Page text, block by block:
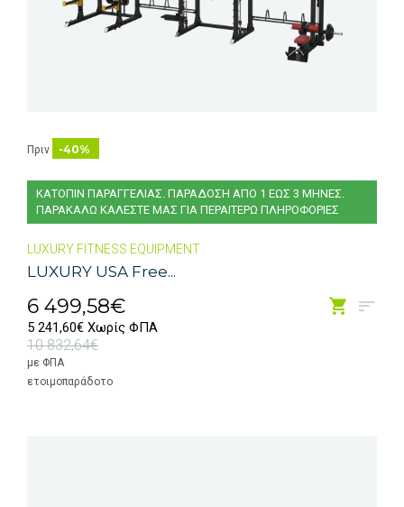
Πριν -40%
ΚΑΤΟΠΙΝ ΠΑΡΑΓΓΕΛΙΑΣ. ΠΑΡΑΔΟΣΗ ΑΠΟ 1 ΕΩΣ 3 ΜΗΝΕΣ.
ΠΑΡΑΚΑΛΩ ΚΑΛΕΣΤΕ ΜΑΣ ΓΙΑ ΠΕΡΑΙΤΕΡΩ ΠΛΗΡΟΦΟΡΙΕΣ
LUXURY FITNESS EQUIPMENT
LUXURY USA Free...
6 499,58€
5 241,60€ Χωρίς ΦΠΑ
10 832,64€
με ΦΠΑ
ετοιμοπαράδοτο